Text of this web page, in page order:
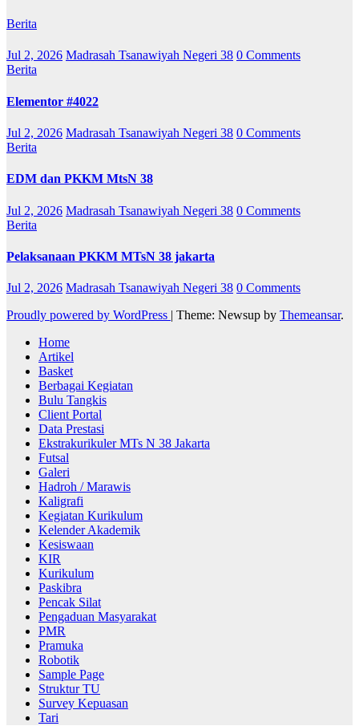
Berita
Jul 2, 2026 Madrasah Tsanawiyah Negeri 38 0 Comments
Berita
Elementor #4022
Jul 2, 2026 Madrasah Tsanawiyah Negeri 38 0 Comments
Berita
EDM dan PKKM MtsN 38
Jul 2, 2026 Madrasah Tsanawiyah Negeri 38 0 Comments
Berita
Pelaksanaan PKKM MTsN 38 jakarta
Jul 2, 2026 Madrasah Tsanawiyah Negeri 38 0 Comments
Proudly powered by WordPress | Theme: Newsup by Themeansar.
Home
Artikel
Basket
Berbagai Kegiatan
Bulu Tangkis
Client Portal
Data Prestasi
Ekstrakurikuler MTs N 38 Jakarta
Futsal
Galeri
Hadroh / Marawis
Kaligrafi
Kegiatan Kurikulum
Kelender Akademik
Kesiswaan
KIR
Kurikulum
Paskibra
Pencak Silat
Pengaduan Masyarakat
PMR
Pramuka
Robotik
Sample Page
Struktur TU
Survey Kepuasan
Tari